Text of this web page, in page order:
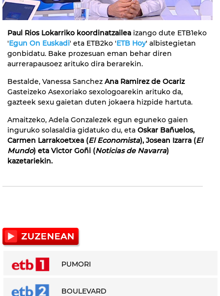
Paul Rios Lokarriko koordinatzailea izango dute ETB1eko
'Egun On Euskadi' eta ETB2ko 'ETB Hoy' albistegietan
gonbidatu. Bake prozesuan eman behar diren
aurrerapausoez arituko dira berarekin.
Bestalde, Vanessa Sanchez Ana Ramirez de Ocariz
Gasteizeko Asexoriako sexologoarekin arituko da,
gazteek sexu gaietan duten jokaera hizpide hartuta.
Amaitzeko, Adela Gonzalezek egun eguneko gaien
inguruko solasaldia gidatuko du, eta Oskar Bañuelos,
Carmen Larrakoetxea (El Economista), Josean Izarra (El
Mundo) eta Victor Goñi (Noticias de Navarra)
kazetariekin.
PUMORI
BOULEVARD